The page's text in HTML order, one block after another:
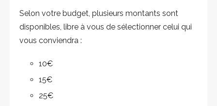
Selon votre budget, plusieurs montants sont
disponibles, libre à vous de sélectionner celui qui
vous conviendra :
10€
15€
25€